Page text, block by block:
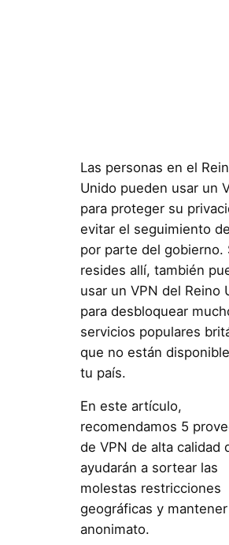
Las personas en el
Unido pueden usar un
para proteger su
evitar el seguimiento
por parte del gobierno.
resides allí, también
usar un VPN del Reino
para desbloquear
servicios populares
que no están
tu país.
En este artículo,
recomendamos 5
de VPN de alta calidad
ayudarán a sortear las
molestas restricciones
geográficas y
anonimato.